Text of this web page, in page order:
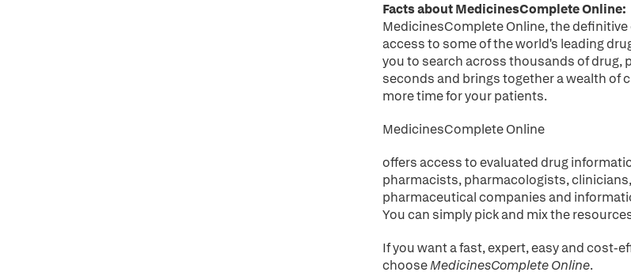
Facts about MedicinesComplete Online:
MedicinesComplete Online, the
access to some of the world's leading
you to search across thousands of
seconds and brings together a wealth of
more time for your patients.
MedicinesComplete Online
offers access to evaluated drug
pharmacists, pharmacologists,
pharmaceutical companies and
You can simply pick and mix the
If you want a fast, expert, easy and
chooseMedicinesComplete Online.